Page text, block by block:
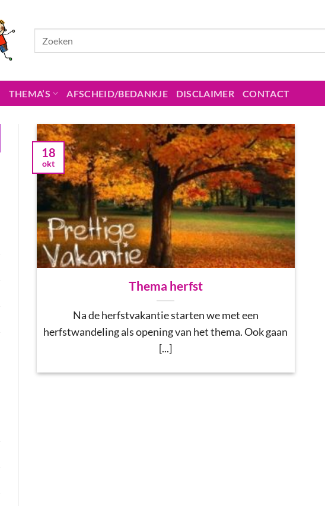
THEMA’S AFSCHEID/BEDANKJE DISCLAIMER CONTACT
Thema herfst
Na de herfstvakantie starten we met een
herfstwandeling als opening van het thema. Ook gaan
[...]
18
okt